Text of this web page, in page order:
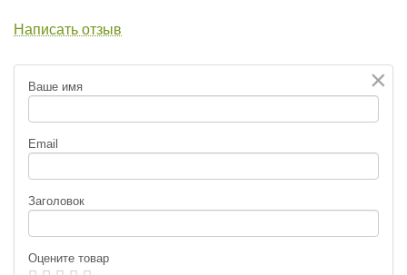
Написать отзыв
×
Ваше имя
Email
Заголовок
Оцените товар